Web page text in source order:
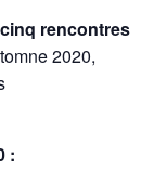
cinq rencontres
2020,
: